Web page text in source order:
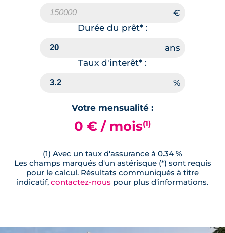
Durée du prêt* :
Taux d'interêt* :
Votre mensualité :
0 € / mois(1)
(1) Avec un taux d'assurance à 0.34 %
Les champs marqués d'un astérisque (*) sont requis
pour le calcul. Résultats communiqués à titre
indicatif, contactez-nous pour plus d'informations.